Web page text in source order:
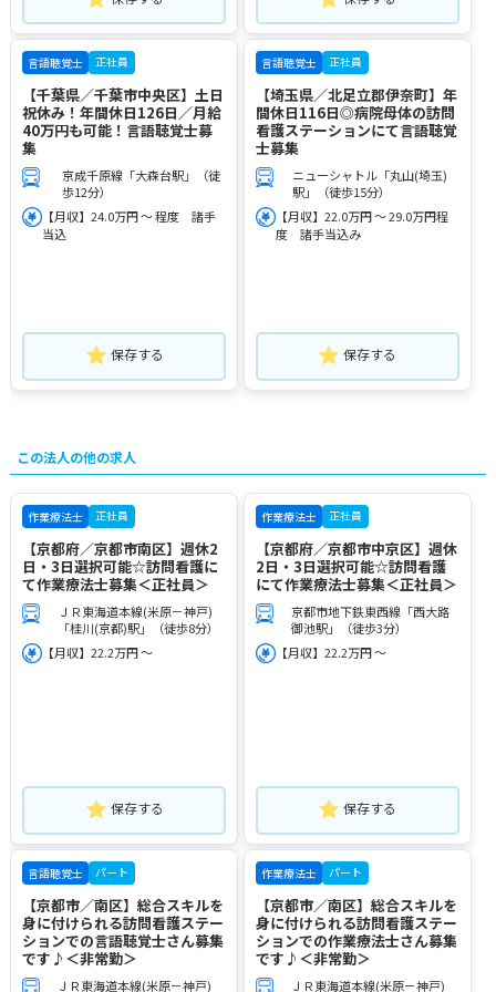
言語聴覚士 正社員
【千葉県／千葉市中央区】土日
祝休み！年間休日126日／月給
40万円も可能！言語聴覚士募
集
京成千原線「大森台駅」（徒
歩12分）
【月収】24.0万円 ～ 程度 諸手
当込
保存する
言語聴覚士 正社員
【埼玉県／北足立郡伊奈町】年
間休日116日◎病院母体の訪問
看護ステーションにて言語聴覚
士募集
ニューシャトル「丸山(埼玉)
駅」（徒歩15分）
【月収】22.0万円 ～ 29.0万円程
度 諸手当込み
保存する
この法人の他の求人
作業療法士 正社員
【京都府／京都市南区】週休2
日・3日選択可能☆訪問看護に
て作業療法士募集＜正社員＞
ＪＲ東海道本線(米原－神戸)
「桂川(京都)駅」（徒歩8分）
【月収】22.2万円 ～
保存する
作業療法士 正社員
【京都府／京都市中京区】週休
2日・3日選択可能☆訪問看護
にて作業療法士募集＜正社員＞
京都市地下鉄東西線「西大路
御池駅」（徒歩3分）
【月収】22.2万円 ～
保存する
言語聴覚士 パート
【京都市／南区】総合スキルを
身に付けられる訪問看護ステー
ションでの言語聴覚士さん募集
です♪＜非常勤＞
ＪＲ東海道本線(米原－神戸)
作業療法士 パート
【京都市／南区】総合スキルを
身に付けられる訪問看護ステー
ションでの作業療法士さん募集
です♪＜非常勤＞
ＪＲ東海道本線(米原－神戸)